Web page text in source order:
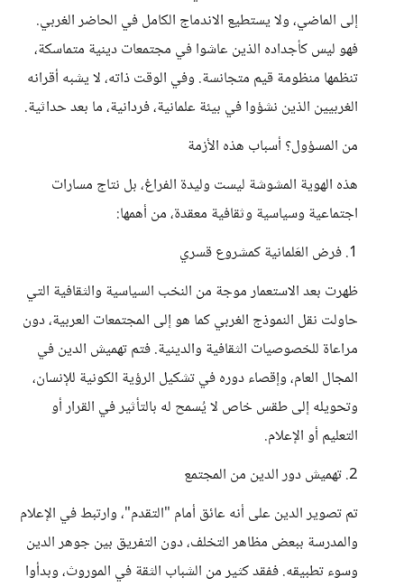
إلى الماضي، ولا يستطيع الاندماج الكامل في الحاضر الغربي.
فهو ليس كأجداده الذين عاشوا في مجتمعات دينية متماسكة،
تنظمها منظومة قيم متجانسة. وفي الوقت ذاته، لا يشبه أقرانه
الغربيين الذين نشؤوا في بيئة علمانية، فردانية، ما بعد حداثية.
من المسؤول؟ أسباب هذه الأزمة
هذه الهوية المشوشة ليست وليدة الفراغ، بل نتاج مسارات
اجتماعية وسياسية وثقافية معقدة، من أهمها:
1. فرض العَلمانية كمشروع قسري
ظهرت بعد الاستعمار موجة من النخب السياسية والثقافية التي
حاولت نقل النموذج الغربي كما هو إلى المجتمعات العربية، دون
مراعاة للخصوصيات الثقافية والدينية. فتم تهميش الدين في
المجال العام، وإقصاء دوره في تشكيل الرؤية الكونية للإنسان،
وتحويله إلى طقس خاص لا يُسمح له بالتأثير في القرار أو
التعليم أو الإعلام.
2. تهميش دور الدين من المجتمع
تم تصوير الدين على أنه عائق أمام "التقدم"، وارتبط في الإعلام
والمدرسة ببعض مظاهر التخلف، دون التفريق بين جوهر الدين
وسوء تطبيقه. ففقد كثير من الشباب الثقة في الموروث، وبدأوا